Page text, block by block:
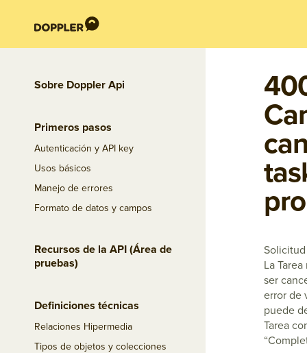
Sobre Doppler Api
Primeros pasos
Autenticación y API key
Usos básicos
Manejo de errores
Formato de datos y campos
Recursos de la API (Área de
pruebas)
Definiciones técnicas
Relaciones Hipermedia
Tipos de objetos y colecciones
La
ser
error de
puede
Tarea